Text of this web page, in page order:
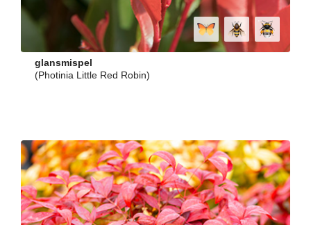
glansmispel
(Photinia Little Red Robin)